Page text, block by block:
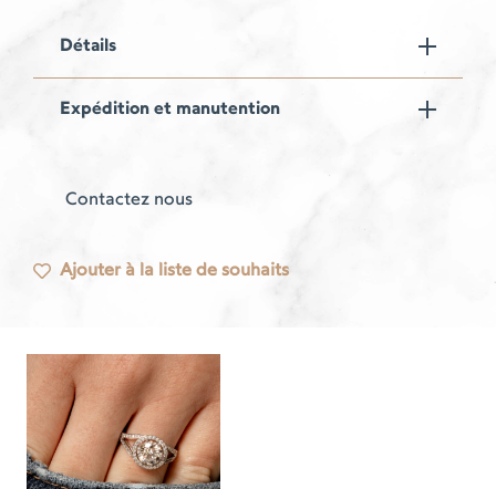
Détails
Expédition et manutention
Contactez nous
Ajouter à la liste de souhaits